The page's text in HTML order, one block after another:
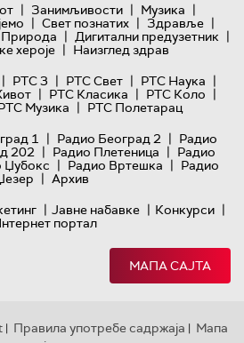
| Занимљивости | Музика |
| Свет познатих | Здравље |
Природа | Дигитални предузетник |
хероје | Наизглед здрав
| РТС 3 | РТС Свет | РТС Наука |
| РТС Класика | РТС Коло |
Музика | РТС Полетарац
1 | Радио Београд 2 | Радио
202 | Радио Плетеница | Радио
Џубокс | Радио Вртешка | Радио
| Архив
| Јавне набавке | Конкурси |
портал
МАПА САЈТА
| Правила употребе садржаја | Мапа